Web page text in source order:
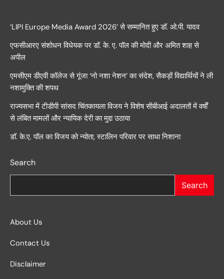
‘LIPI Europe Media Award 2026’ से सम्मानित हुए डॉ. ओ.पी. यादव
एफसीआरए संशोधन विधेयक पर डॉ. के. ए. पॉल की मोदी और अमित शाह से
अपील
एमसीएम डीएवी कॉलेज से गूंजा ‘नो नशा नेशन’ का संदेश, सैकड़ों विद्यार्थियों ने ली
नशामुक्ति की शपथ
राज्यसभा में टीडीपी सांसद चिंतकायला विजय ने विशेष सीबीआई अदालतों में वर्षों
से लंबित मामलों और न्यायिक देरी का मुद्दा उठाया
डॉ. के.ए. पॉल का विजय को न्योता, स्टालिन परिवार पर साधा निशाना
Search
Search
About Us
Contact Us
Disclaimer